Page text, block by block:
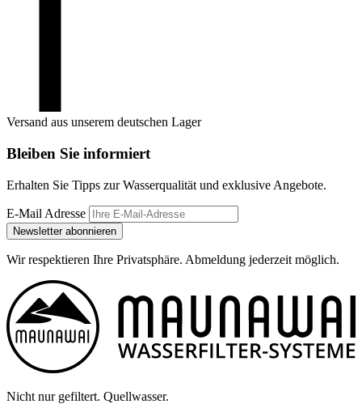
Versand aus unserem deutschen Lager
Bleiben Sie informiert
Erhalten Sie Tipps zur Wasserqualität und exklusive Angebote.
E-Mail Adresse
Newsletter abonnieren
Wir respektieren Ihre Privatsphäre. Abmeldung jederzeit möglich.
Nicht nur gefiltert. Quellwasser.